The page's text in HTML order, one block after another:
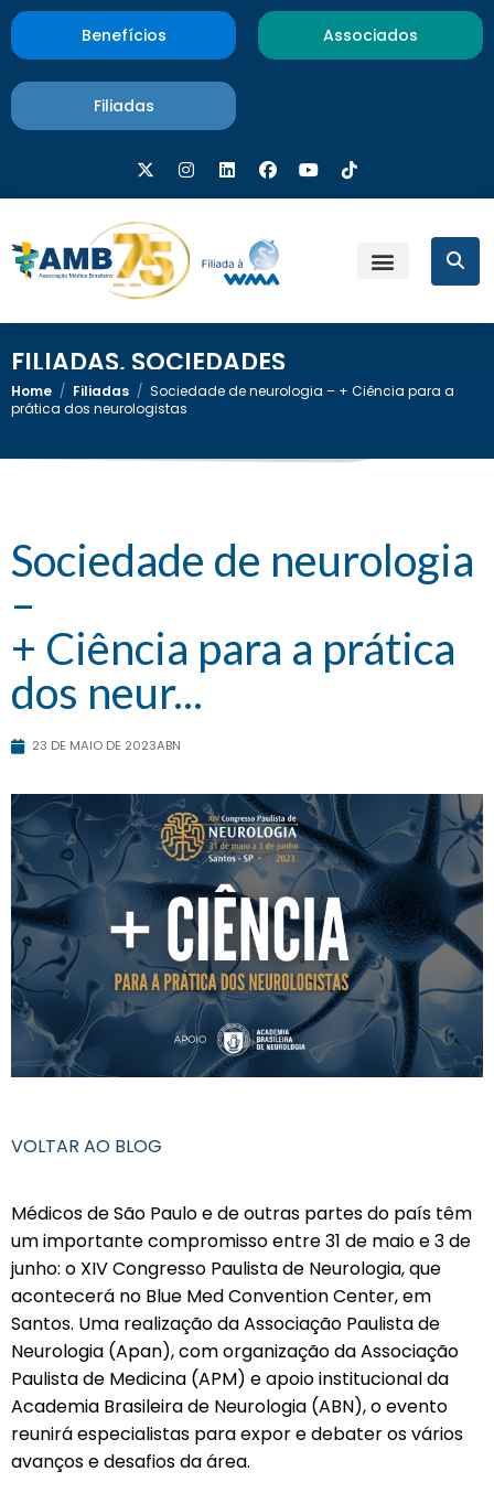
Benefícios Associados
Filiadas
FILIADAS, SOCIEDADES
Home / Filiadas / Sociedade de neurologia – + Ciência para a
prática dos neurologistas
Sociedade de neurologia
–
+ Ciência para a prática
dos neur...
23 DE MAIO DE 2023ABN
VOLTAR AO BLOG
Médicos de São Paulo e de outras partes do país têm
um importante compromisso entre 31 de maio e 3 de
junho: o XIV Congresso Paulista de Neurologia, que
acontecerá no Blue Med Convention Center, em
Santos. Uma realização da Associação Paulista de
Neurologia (Apan), com organização da Associação
Paulista de Medicina (APM) e apoio institucional da
Academia Brasileira de Neurologia (ABN), o evento
reunirá especialistas para expor e debater os vários
avanços e desafios da área.